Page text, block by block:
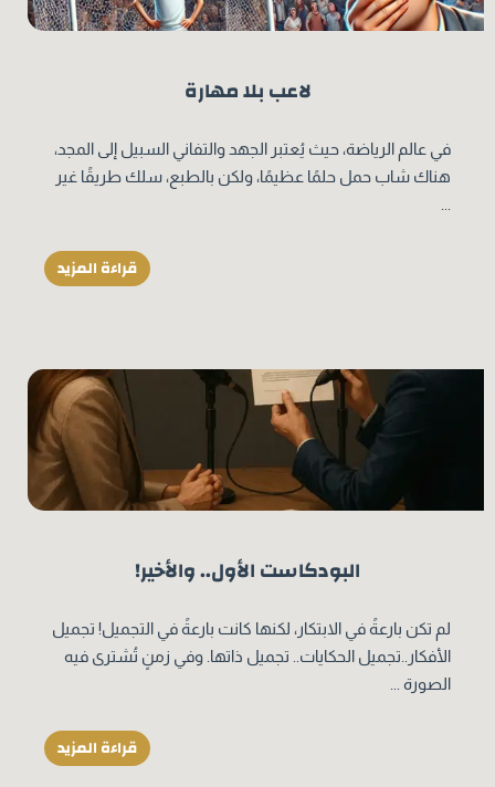
لاعب بلا مهارة
في عالم الرياضة، حيث يُعتبر الجهد والتفاني السبيل إلى المجد،
هناك شاب حمل حلمًا عظيمًا، ولكن بالطبع، سلك طريقًا غير
قراءة المزيد
البودكاست الأول.. والأخير!
لم تكن بارعةً في الابتكار، لكنها كانت بارعةً في التجميل! تجميل
الأفكار..تجميل الحكايات.. تجميل ذاتها. وفي زمنٍ تُشترى فيه
الصورة ...
قراءة المزيد